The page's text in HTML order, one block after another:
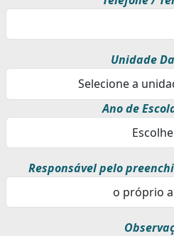
Unidade
Ano de
Responsável pelo